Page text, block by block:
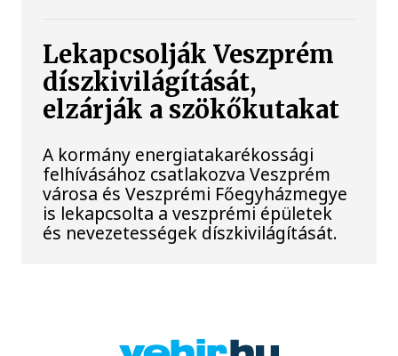
Lekapcsolják Veszprém
díszkivilágítását,
elzárják a szökőkutakat
A kormány energiatakarékossági
felhívásához csatlakozva Veszprém
városa és Veszprémi Főegyházmegye
is lekapcsolta a veszprémi épületek
és nevezetességek díszkivilágítását.